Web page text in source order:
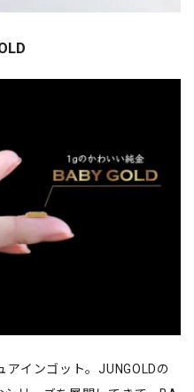
インゴット。JUNGOLDの